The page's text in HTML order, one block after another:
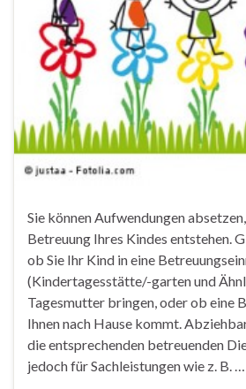
Sie können Aufwendungen
Betreuung Ihres Kindes entstehen.
ob Sie Ihr Kind in eine
(Kindertagesstätte/-garten und
Tagesmutter bringen, oder ob eine
Ihnen nach Hause kommt.
die entsprechenden betreuenden
jedoch für Sachleistungen wie z. B. …